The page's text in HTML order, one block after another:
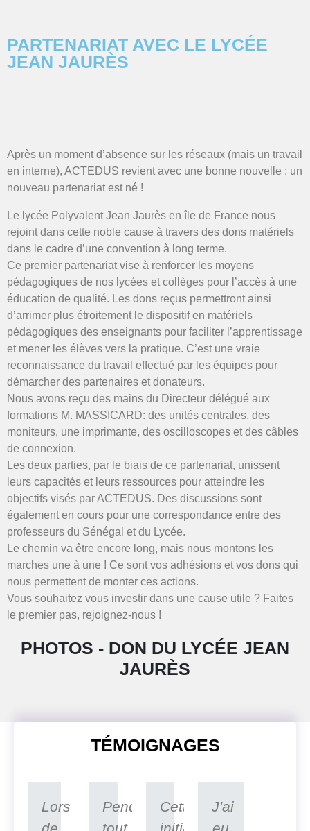
PARTENARIAT AVEC LE LYCÉE
JEAN JAURÈS
Après un moment d’absence sur les réseaux (mais un travail
en interne), ACTEDUS revient avec une bonne nouvelle : un
nouveau partenariat est né !
Le lycée Polyvalent Jean Jaurès en île de France nous
rejoint dans cette noble cause à travers des dons matériels
dans le cadre d’une convention à long terme.
Ce premier partenariat vise à renforcer les moyens
pédagogiques de nos lycées et collèges pour l’accès à une
éducation de qualité. Les dons reçus permettront ainsi
d’arrimer plus étroitement le dispositif en matériels
pédagogiques des enseignants pour faciliter l’apprentissage
et mener les élèves vers la pratique. C’est une vraie
reconnaissance du travail effectué par les équipes pour
démarcher des partenaires et donateurs.
Nous avons reçu des mains du Directeur délégué aux
formations M. MASSICARD: des unités centrales, des
moniteurs, une imprimante, des oscilloscopes et des câbles
de connexion.
Les deux parties, par le biais de ce partenariat, unissent
leurs capacités et leurs ressources pour atteindre les
objectifs visés par ACTEDUS. Des discussions sont
également en cours pour une correspondance entre des
professeurs du Sénégal et du Lycée.
Le chemin va être encore long, mais nous montons les
marches une à une ! Ce sont vos adhésions et vos dons qui
nous permettent de monter ces actions.
Vous souhaitez vous investir dans une cause utile ? Faites
le premier pas, rejoignez-nous !
PHOTOS - DON DU LYCÉE JEAN
JAURÈS
TÉMOIGNAGES
Lors
Pendant
Cette
J'ai